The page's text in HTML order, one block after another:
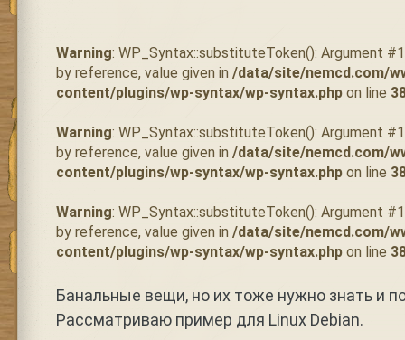
Warning: WP_Syntax::substituteToken(): Argument
by reference, value given in /data/site/nemcd.com/
content/plugins/wp-syntax/wp-syntax.phpon line
Warning: WP_Syntax::substituteToken(): Argument
by reference, value given in /data/site/nemcd.com/
content/plugins/wp-syntax/wp-syntax.phpon line
Warning: WP_Syntax::substituteToken(): Argument
by reference, value given in /data/site/nemcd.com/
content/plugins/wp-syntax/wp-syntax.phpon line
Банальные вещи, но их тоже нужно знать и
Рассматриваю пример для Linux Debian.